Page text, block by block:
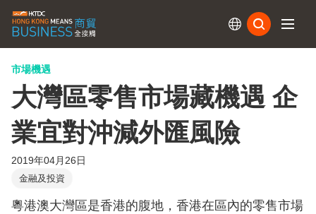
市場機遇
大灣區零售市場藏機遇 企
業宜對沖減外匯風險
2019年04月26日
金融及投資
粵港澳大灣區是香港的腹地，香港在區內的零售市場